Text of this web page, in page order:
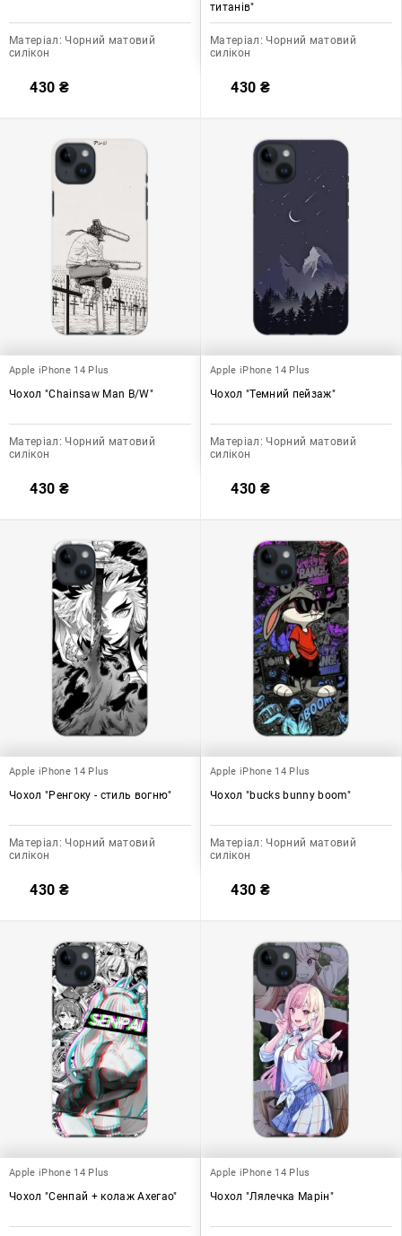
Матеріал: Чорний матовий
силікон
430 ₴
титанів"
Матеріал: Чорний матовий
силікон
430 ₴
Apple iPhone 14 Plus
Чохол "Chainsaw Man B/W"
Матеріал: Чорний матовий
силікон
430 ₴
Apple iPhone 14 Plus
Чохол "Темний пейзаж"
Матеріал: Чорний матовий
силікон
430 ₴
Apple iPhone 14 Plus
Чохол "Ренгоку - стиль вогню"
Матеріал: Чорний матовий
силікон
430 ₴
Apple iPhone 14 Plus
Чохол "bucks bunny boom"
Матеріал: Чорний матовий
силікон
430 ₴
Apple iPhone 14 Plus
Чохол "Сенпай + колаж Ахегао"
Apple iPhone 14 Plus
Чохол "Лялечка Марін"